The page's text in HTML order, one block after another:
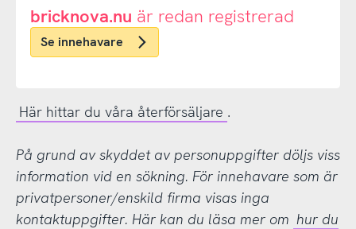
eller
.nu-
domän
bricknova.nu är redan registrerad
Se innehavare
Här hittar du våra återförsäljare .
På grund av skyddet av personuppgifter döljs viss
information vid en sökning. För innehavare som är
privatpersoner/enskild firma visas inga
kontaktuppgifter. Här kan du läsa mer om hur du